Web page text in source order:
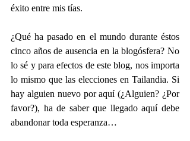
éxito entre mis tías.
¿Qué ha pasado en el mundo durante éstos
cinco años de ausencia en la blogósfera? No
lo sé y para efectos de este blog, nos importa
lo mismo que las elecciones en Tailandia. Si
hay alguien nuevo por aquí (¿Alguien? ¿Por
favor?), ha de saber que llegado aquí debe
abandonar toda esperanza…